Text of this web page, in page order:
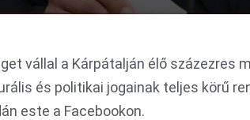
vállal a Kárpátalján élő százezres
és politikai jogainak teljes körű
este a Facebookon.